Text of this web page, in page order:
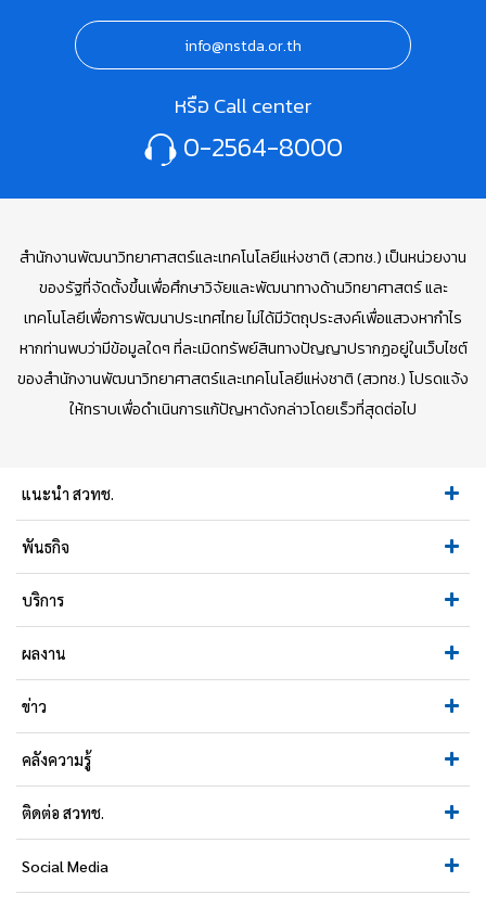
info@nstda.or.th
หรือ Call center
0-2564-8000
สำนักงานพัฒนาวิทยาศาสตร์และเทคโนโลยีแห่งชาติ (สวทช.) เป็นหน่วยงาน
ของรัฐที่จัดตั้งขึ้นเพื่อศึกษาวิจัยและพัฒนาทางด้านวิทยาศาสตร์ และ
เทคโนโลยีเพื่อการพัฒนาประเทศไทย ไม่ได้มีวัตถุประสงค์เพื่อแสวงหากำไร
หากท่านพบว่ามีข้อมูลใดๆ ที่ละเมิดทรัพย์สินทางปัญญาปรากฏอยู่ในเว็บไซต์
ของสำนักงานพัฒนาวิทยาศาสตร์และเทคโนโลยีแห่งชาติ (สวทช.) โปรดแจ้ง
ให้ทราบเพื่อดำเนินการแก้ปัญหาดังกล่าวโดยเร็วที่สุดต่อไป
แนะนำ สวทช.
พันธกิจ
บริการ
ผลงาน
ข่าว
คลังความรู้
ติดต่อ สวทช.
Social Media